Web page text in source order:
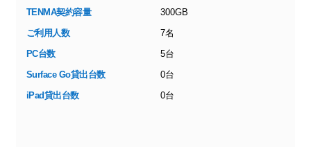
TENMA契約容量
300GB
ご利用人数
7名
PC台数
5台
Surface Go貸出台数
0台
iPad貸出台数
0台